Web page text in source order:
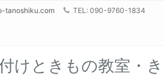
tanoshiku.com TEL: 090-9760-1834
けときもの教室・